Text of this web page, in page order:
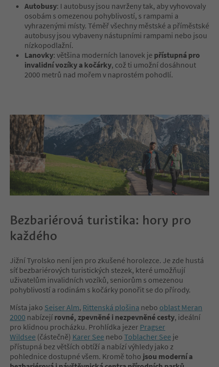
Autobusy: I autobusy jsou navrženy tak, aby vyhovovaly
osobám s omezenou pohyblivostí, s rampami a
vyhrazenými místy. Téměř všechny městské a příměstské
autobusy jsou vybaveny nástupními rampami nebo jsou
nízkopodlažní.
Lanovky: většina moderních lanovek je přístupná pro
invalidní vozíky a kočárky, což ti umožní dosáhnout
2000 metrů nad mořem v naprostém pohodlí.
Bezbariérová turistika: hory pro
každého
Jižní Tyrolsko není jen pro zkušené horolezce. Je zde hustá
síť bezbariérových turistických stezek, které umožňují
uživatelům invalidních vozíků, seniorům s omezenou
pohyblivostí a rodinám s kočárky ponořit se do přírody.
Místa jako Seiser Alm, Rittenská plošina nebo oblast Meran
2000 nabízejí rovné, zpevněné i nezpevněné cesty, ideální
pro klidnou procházku. Prohlídka jezer Pragser
Wildsee (částečně) Karer See nebo Toblacher See je
přístupná bez větších obtíží a nabízí výhledy jako z
pohlednice dostupné všem. Kromě toho jsou moderní a